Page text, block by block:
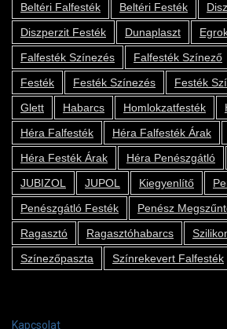
Beltéri Falfesték
Beltéri Festék
Diszperzit Festék
Dunaplaszt
Falfesték Színezés
Falfesték Színező
Festék
Festék Színezés Festék
Glett
Habarcs Homlokzatfesték
Héra Falfesték
Héra Falfesték Árak
Héra Festék Árak
Héra Penészgátló
JUBIZOL
JUPOL Kiegyenlítő
Penészgátló Festék
Penész
Ragasztó
Ragasztóhabarcs
Színezőpaszta
Színrekevert Falfesték
Kapcsolat